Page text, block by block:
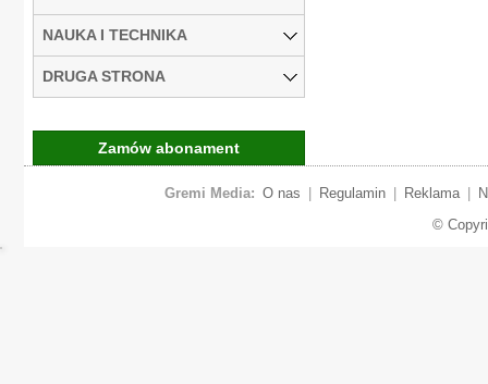
NAUKA I TECHNIKA
DRUGA STRONA
Zamów abonament
Gremi Media: O nas Regulamin Reklama
©